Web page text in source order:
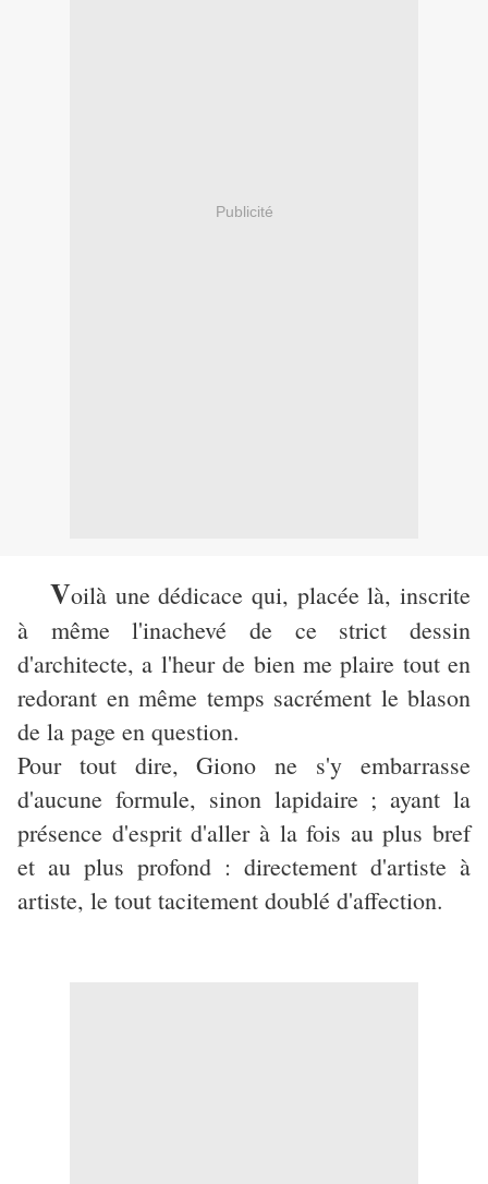
Publicité
Voilà une dédicace qui, placée là, inscrite
à même l'inachevé de ce strict dessin
d'architecte, a l'heur de bien me plaire tout en
redorant en même temps sacrément le blason
de la page en question.
Pour tout dire, Giono ne s'y embarrasse
d'aucune formule, sinon lapidaire ; ayant la
présence d'esprit d'aller à la fois au plus bref
et au plus profond : directement d'artiste à
artiste, le tout tacitement doublé d'affection.